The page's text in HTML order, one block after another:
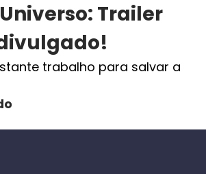
Trailer
trabalho para salvar a